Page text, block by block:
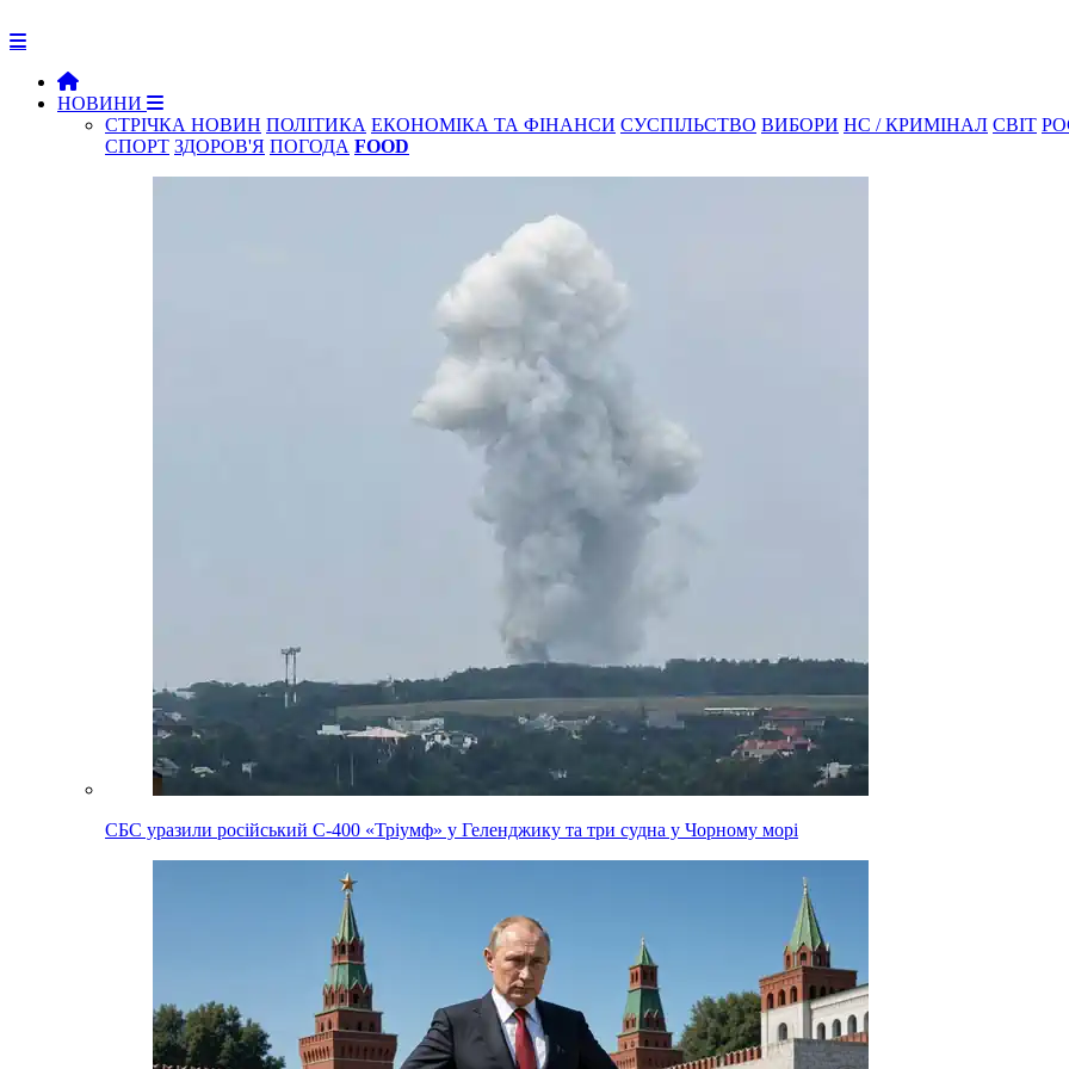
НОВИНИ
СТРІЧКА НОВИН ПОЛІТИКА ЕКОНОМІКА ТА ФІНАНСИ СУСПІЛЬСТВО ВИБОРИ НС / КРИМІНАЛ СВІТ
СПОРТ ЗДОРОВ'Я ПОГОДА FOOD
СБС уразили російський С-400 «Тріумф» у Геленджику та три судна у Чорному морі